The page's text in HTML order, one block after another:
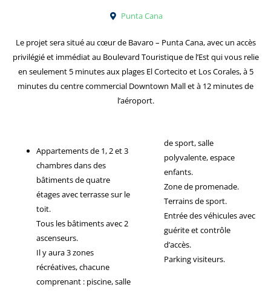
Punta Cana
Le projet sera situé au cœur de Bavaro – Punta Cana, avec un accès
privilégié et immédiat au Boulevard Touristique de l’Est qui vous relie
en seulement 5 minutes aux plages El Cortecito et Los Corales, à 5
minutes du centre commercial Downtown Mall et à 12 minutes de
l’aéroport.
Appartements de 1, 2 et 3
chambres dans des
bâtiments de quatre
étages avec terrasse sur le
toit.
Tous les bâtiments avec 2
ascenseurs.
Il y aura 3 zones
récréatives, chacune
comprenant : piscine, salle
de sport, salle
polyvalente, espace
enfants.
Zone de promenade.
Terrains de sport.
Entrée des véhicules avec
guérite et contrôle
d’accès.
Parking visiteurs.